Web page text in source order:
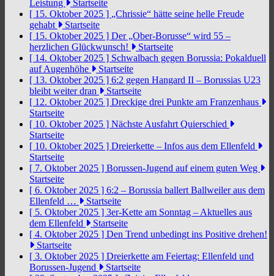
Leistung
Startseite
[ 15. Oktober 2025 ] „Chrissie“ hätte seine helle Freude
gehabt
Startseite
[ 15. Oktober 2025 ] Der „Ober-Borusse“ wird 55 –
herzlichen Glückwunsch!
Startseite
[ 14. Oktober 2025 ] Schwalbach gegen Borussia: Pokalduell
auf Augenhöhe
Startseite
[ 13. Oktober 2025 ] 6:2 gegen Hangard II – Borussias U23
bleibt weiter dran
Startseite
[ 12. Oktober 2025 ] Dreckige drei Punkte am Franzenhaus
Startseite
[ 10. Oktober 2025 ] Nächste Ausfahrt Quierschied
Startseite
[ 10. Oktober 2025 ] Dreierkette – Infos aus dem Ellenfeld
Startseite
[ 7. Oktober 2025 ] Borussen-Jugend auf einem guten Weg
Startseite
[ 6. Oktober 2025 ] 6:2 – Borussia ballert Ballweiler aus dem
Ellenfeld …
Startseite
[ 5. Oktober 2025 ] 3er-Kette am Sonntag – Aktuelles aus
dem Ellenfeld
Startseite
[ 4. Oktober 2025 ] Den Trend unbedingt ins Positive drehen!
Startseite
[ 3. Oktober 2025 ] Dreierkette am Feiertag: Ellenfeld und
Borussen-Jugend
Startseite